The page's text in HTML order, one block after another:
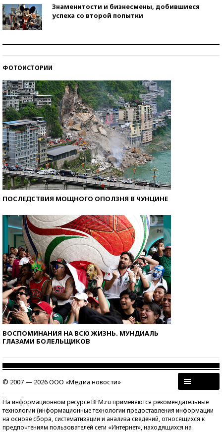
Знаменитости и бизнесмены, добившиеся
успеха со второй попытки
ФОТОИСТОРИИ
ПОСЛЕДСТВИЯ МОЩНОГО ОПОЛЗНЯ В ЧУНЦИНЕ
ВОСПОМИНАНИЯ НА ВСЮ ЖИЗНЬ. МУНДИАЛЬ
ГЛАЗАМИ БОЛЕЛЬЩИКОВ
© 2007 — 2026 ООО «Медиа новости»
На информационном ресурсе BFM.ru применяются рекомендательные
технологии (информационные технологии предоставления информации
на основе сбора, систематизации и анализа сведений, относящихся к
предпочтениям пользователей сети «Интернет», находящихся на